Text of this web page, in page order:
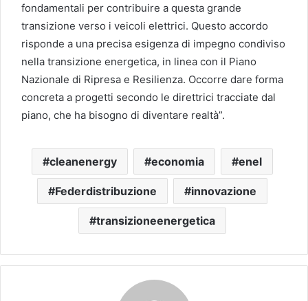
fondamentali per contribuire a questa grande
transizione verso i veicoli elettrici. Questo accordo
risponde a una precisa esigenza di impegno condiviso
nella transizione energetica, in linea con il Piano
Nazionale di Ripresa e Resilienza. Occorre dare forma
concreta a progetti secondo le direttrici tracciate dal
piano, che ha bisogno di diventare realtà”.
cleanenergy economia enel
Federdistribuzione innovazione
transizioneenergetica